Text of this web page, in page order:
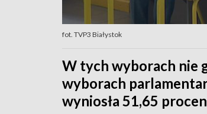
fot. TVP3 Białystok
W tych wyborach nie
wyborach
wyniosła 51,65